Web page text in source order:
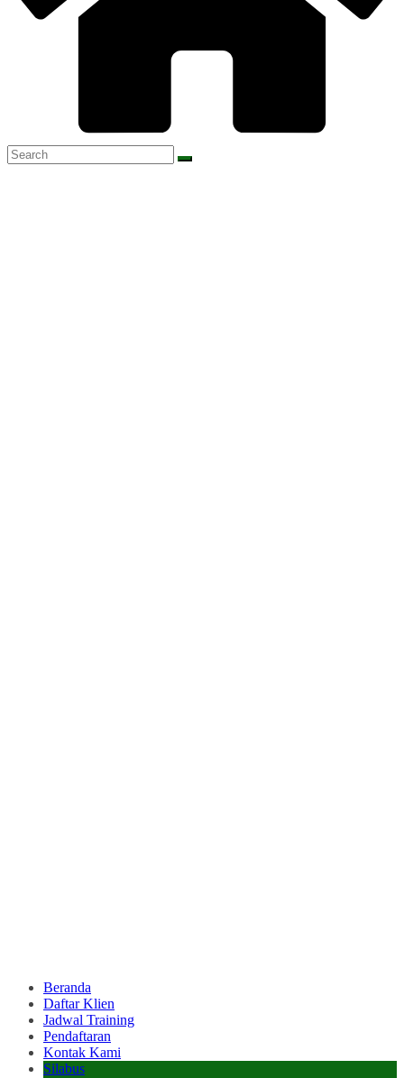
Beranda
Daftar Klien
Jadwal Training
Pendaftaran
Kontak Kami
Silabus